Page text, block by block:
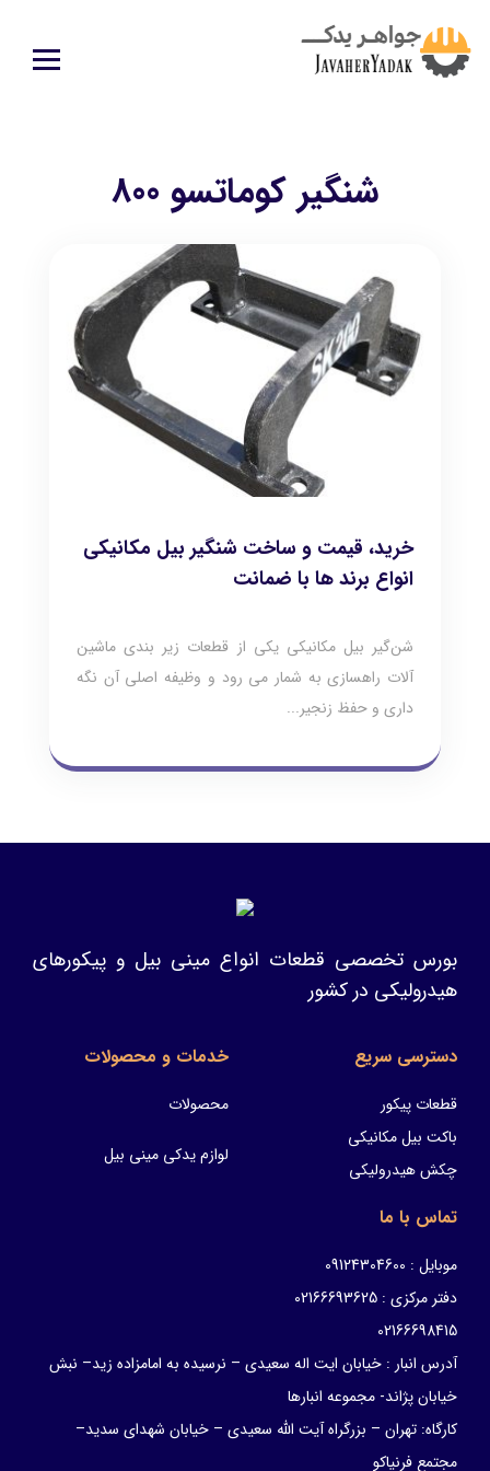
شنگیر کوماتسو 800
خرید، قیمت و ساخت شنگیر بیل مکانیکی
انواع برند ها با ضمانت
شن‌گیر بیل مکانیکی یکی از قطعات زیر بندی ماشین
آلات راهسازی به شمار می رود و وظیفه اصلی آن نگه
داری و حفظ زنجیر...
بورس تخصصی قطعات انواع مینی بیل و پیکورهای
هیدرولیکی در کشور
دسترسی سریع
قطعات پیکور
باکت بیل مکانیکی
چکش هیدرولیکی
خدمات و محصولات
محصولات
لوازم یدکی مینی بیل
تماس با ما
موبایل : 09124304600
دفتر مرکزی : 02166693625
02166698415
آدرس انبار : خیابان ایت اله سعیدی – نرسیده به امامزاده زید– نبش
خیابان پژاند- مجموعه انبارها
کارگاه: تهران – بزرگراه آیت الله سعیدی – خیابان شهدای سدید–
مجتمع فرنیاکو